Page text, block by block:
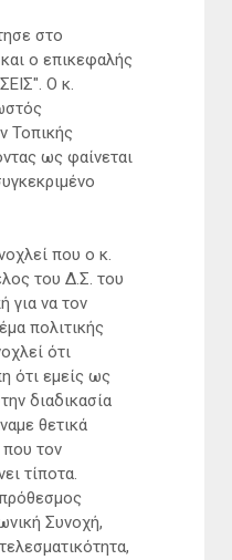
στο
ο επικεφαλής
Ο κ.
Τοπικής
ως φαίνεται
που ο κ.
του Δ.Σ. του
για να τον
πολιτικής
ότι
ότι εμείς ως
διαδικασία
θετικά
που τον
τίποτα.
Συνοχή,